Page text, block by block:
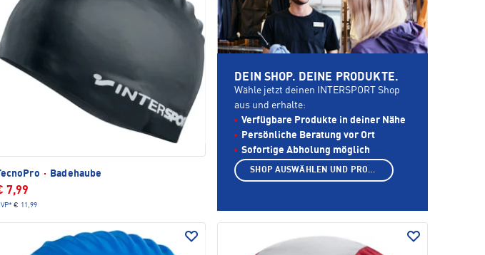
· Badehaube
7,99
€ 11,99
DEIN SHOP. DEINE PRODUKTE.
Wähle jetzt deinen INTERSPORT Shop
aus und erhalte:
Verfügbare Produkte in deiner Nähe
Persönliche Beratung vor Ort
Sofortige Abholung möglich
SHOP AUSWÄHLEN UND PRODUKTE ANZEIGEN